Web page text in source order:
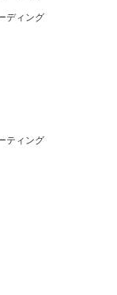
ディング
ティング